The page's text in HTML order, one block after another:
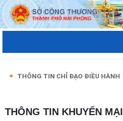
THÔNG TIN CHỈ ĐẠO ĐIỀU HÀNH
THÔNG TIN KHUYẾN MẠI